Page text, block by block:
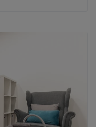
luxuriösere
Geschlossen
Fingernägel oder